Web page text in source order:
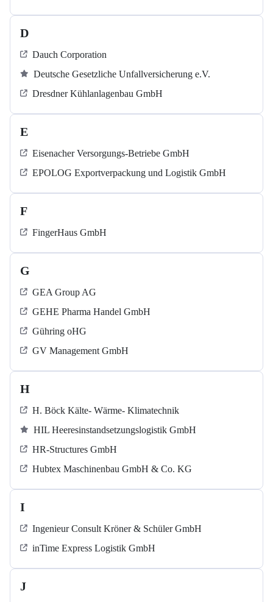
D
Dauch Corporation
Deutsche Gesetzliche Unfallversicherung e.V.
Dresdner Kühlanlagenbau GmbH
E
Eisenacher Versorgungs-Betriebe GmbH
EPOLOG Exportverpackung und Logistik GmbH
F
FingerHaus GmbH
G
GEA Group AG
GEHE Pharma Handel GmbH
Gühring oHG
GV Management GmbH
H
H. Böck Kälte- Wärme- Klimatechnik
HIL Heeresinstandsetzungslogistik GmbH
HR-Structures GmbH
Hubtex Maschinenbau GmbH & Co. KG
I
Ingenieur Consult Kröner & Schüler GmbH
inTime Express Logistik GmbH
J